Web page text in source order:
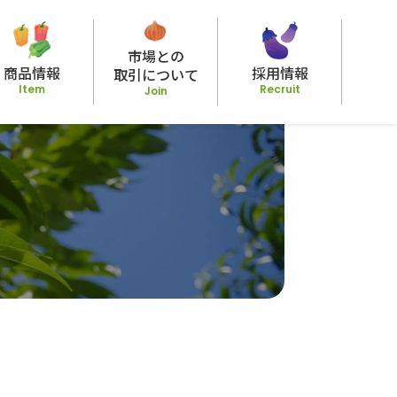
商品情報
Item
市場との
取引について
Join
採⽤情報
Recruit